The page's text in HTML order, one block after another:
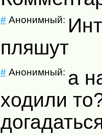
#Анонимный:
пляшут
#Анонимный: а
ходили